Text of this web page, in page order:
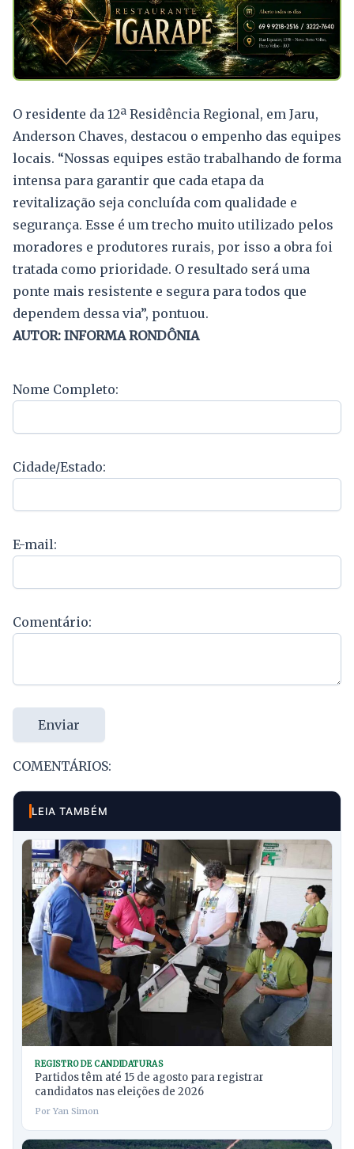
O residente da 12ª Residência Regional, em Jaru,
Anderson Chaves, destacou o empenho das equipes
locais. “Nossas equipes estão trabalhando de forma
intensa para garantir que cada etapa da
revitalização seja concluída com qualidade e
segurança. Esse é um trecho muito utilizado pelos
moradores e produtores rurais, por isso a obra foi
tratada como prioridade. O resultado será uma
ponte mais resistente e segura para todos que
dependem dessa via”, pontuou.
AUTOR: INFORMA RONDÔNIA
Nome Completo:
Cidade/Estado:
E-mail:
Comentário:
Enviar
COMENTÁRIOS:
LEIA TAMBÉM
REGISTRO DE CANDIDATURAS
Partidos têm até 15 de agosto para registrar
candidatos nas eleições de 2026
Por Yan Simon